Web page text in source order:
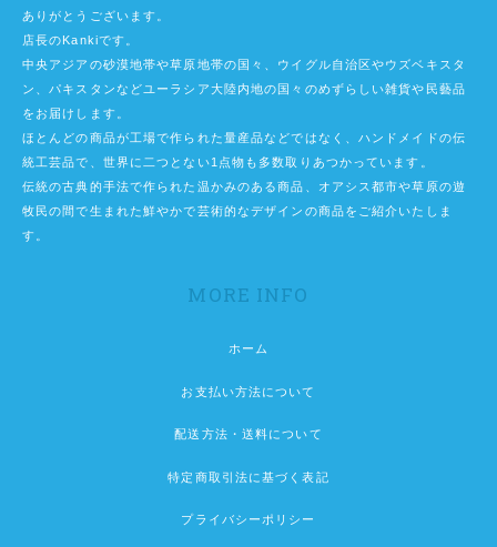
ありがとうございます。
店長のKankiです。
中央アジアの砂漠地帯や草原地帯の国々、ウイグル自治区やウズベキスタ
ン、パキスタンなどユーラシア大陸内地の国々のめずらしい雑貨や民藝品
をお届けします。
ほとんどの商品が工場で作られた量産品などではなく、ハンドメイドの伝
統工芸品で、世界に二つとない1点物も多数取りあつかっています。
伝統の古典的手法で作られた温かみのある商品、オアシス都市や草原の遊
牧民の間で生まれた鮮やかで芸術的なデザインの商品をご紹介いたしま
す。
MORE INFO
ホーム
お支払い方法について
配送方法・送料について
特定商取引法に基づく表記
プライバシーポリシー